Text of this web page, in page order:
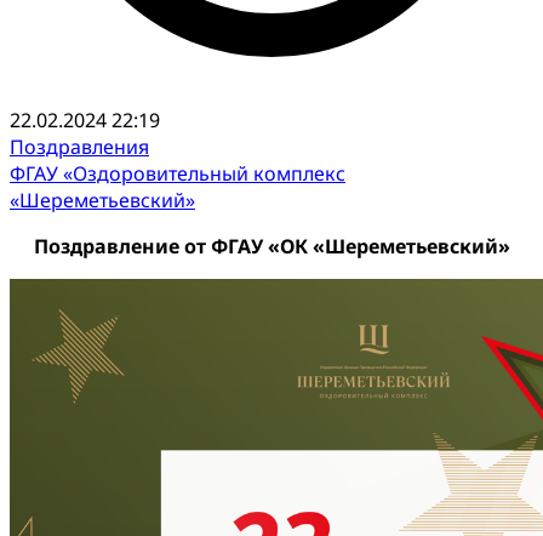
22.02.2024 22:19
Поздравления
ФГАУ «Оздоровительный комплекс
«Шереметьевский»
Поздравление от ФГАУ «ОК «Шереметьевский»